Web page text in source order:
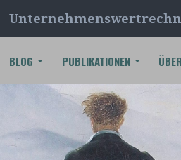
BLOG PUBLIKATIONEN